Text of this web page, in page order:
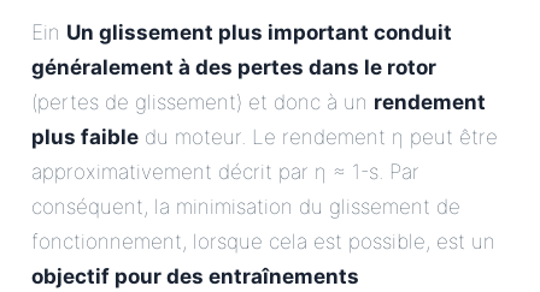
Ein Un glissement plus important conduit
généralement à des pertes dans le rotor
(pertes de glissement) et donc à un rendement
plus faible du moteur. Le rendement η peut être
approximativement décrit par η ≈ 1-s. Par
conséquent, la minimisation du glissement de
fonctionnement, lorsque cela est possible, est un
objectif pour des entraînements